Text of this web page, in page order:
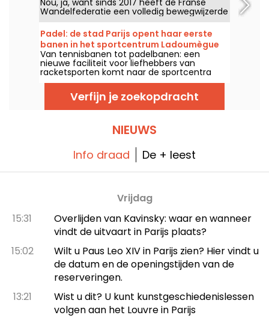
Wandelfederatie een volledig bewegwijzerde
route rond Parijs opengesteld voor alle
wandelliefhebbers.
Padel: de stad Parijs opent haar eerste
banen in het sportcentrum Ladoumègue
(19e arrondissement)
Van tennisbanen tot padelbanen: een
nieuwe faciliteit voor liefhebbers van
racketsporten komt naar de sportcentra
van Parijs en gaat binnenkort open.
Verfijn je zoekopdracht
NIEUWS
Info draad De + leest
Vrijdag
15:31
Overlijden van Kavinsky: waar en wanneer
vindt de uitvaart in Parijs plaats?
15:02
Wilt u Paus Leo XIV in Parijs zien? Hier vindt u
de datum en de openingstijden van de
reserveringen.
13:21
Wist u dit? U kunt kunstgeschiedenislessen
volgen aan het Louvre in Parijs